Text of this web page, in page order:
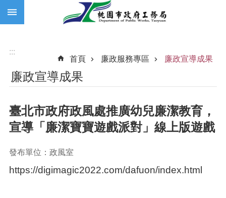
跳到主要內容區塊
:::
首頁
廉政服務專區 廉政宣導成果
廉政宣導成果
臺北市政府政風處推廣幼兒廉潔教育，
宣導「廉潔寶寶遊戲派對」線上版遊戲
發布單位：政風室
https://digimagic2022.com/dafuon/index.html